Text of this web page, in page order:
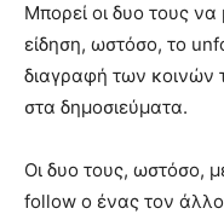
Μπορεί οι δυο τους να
είδηση, ωστόσο, το
διαγραφή των κοινών
στα δημοσιεύματα.
Οι δυο τους, ωστόσο,
follow ο ένας τον